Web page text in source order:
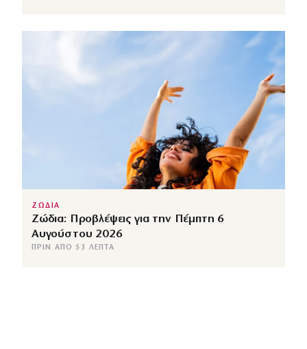
ΖΩΔΙΑ
Ζώδια: Προβλέψεις για την Πέμπτη 6
Αυγούστου 2026
ΠΡΙΝ ΑΠΌ 53 ΛΕΠΤΆ